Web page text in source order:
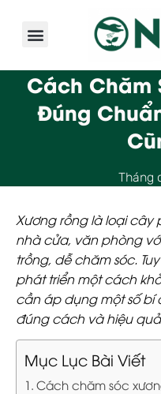
Cách Chăm
Đúng
Tháng
Xương rồng là loại cây
nhà cửa, văn phòng
trồng, dễ chăm sóc.
phát triển một cách
cần áp dụng một số bí
đúng cách và hiệu
Mục Lục Bài Viết
Cách chăm sóc